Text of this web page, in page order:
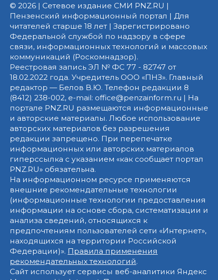
© 2026 | Сетевое издание СМИ PNZ.RU |
Пензенский информационный портал | Для
читателей старше 18 лет | Зарегистрировано
Федеральной службой по надзору в сфере
связи, информационных технологий и массовых
коммуникаций (Роскомнадзор).
Реестровая запись ЭЛ № ФС 77 - 82747 от
18.02.2022 года. Учредитель ООО «ПНЗ». Главный
редактор — Белов В.Ю. Телефон редакции 8
(8412) 238-002, e-mail: office@penzainform.ru | На
портале PNZ.RU размещаются информационные
и авторские материалы. Любое использование
авторских материалов без разрешения
редакции запрещено. При перепечатке
информационных или авторских материалов
гиперссылка с указанием «как сообщает портал
PNZ.RU» обязательна.
На информационном ресурсе применяются
внешние рекомендательные технологии
(информационные технологии предоставления
информации на основе сбора, систематизации и
анализа сведений, относящихся к
предпочтениям пользователей сети «Интернет»,
находящихся на территории Российской
Федерации)». Правила применения
рекомендательных технологий.
Сайт использует сервисы веб-аналитики Яндекс